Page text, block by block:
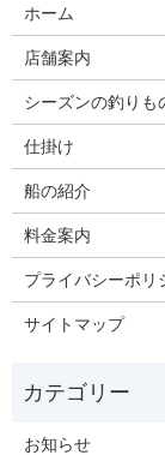
ホーム
店舗案内
シーズンの釣りも
仕掛け
船の紹介
料金案内
プライバシーポリ
サイトマップ
お知らせ